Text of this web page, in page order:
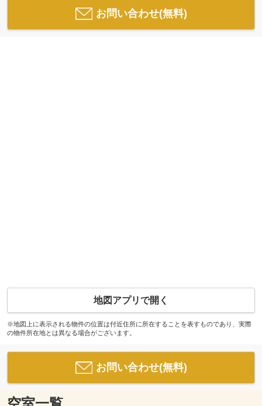
お問い合わせ(無料)
地図アプリで開く
※地図上に表示される物件の位置は付近住所に所在することを表すものであり、実際
の物件所在地とは異なる場合がございます。
お問い合わせ(無料)